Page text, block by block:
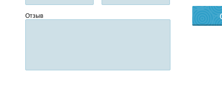
Отзыв